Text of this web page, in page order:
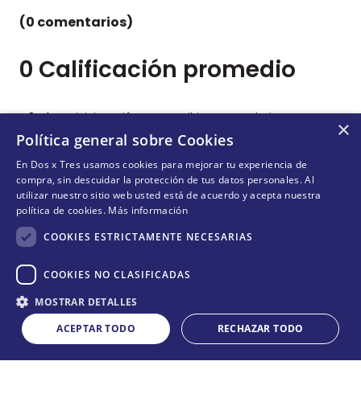
Cantidad
＋
－ COMPRAR
0 Calificación promedio
(0 comentarios)
Por favor, inicia sesión para escribir un comentario.
Más reciente Todos
No hay comentarios.
¡NO TE PIERDAS NADA!
¡Suscríbete y entérate de todas nuestras novedades!
×
Política general sobre Cookies
En Dos x Tres usamos cookies para mejorar tu experiencia de
compra, sin descuidar la protección de tus datos personales. Al
utilizar nuestro sitio web usted está de acuerdo y acepta nuestra
política de cookies. Más información
COOKIES ESTRICTAMENTE NECESARIAS
COOKIES NO CLASIFICADAS
MOSTRAR DETALLES
ACEPTAR TODO
RECHAZAR TODO